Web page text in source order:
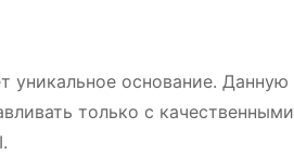
уникальное основание. Данную
только с качественными